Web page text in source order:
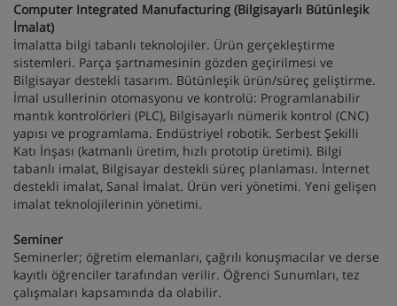
Computer Integrated Manufacturing (Bilgisayarlı Bütünleşik
İmalat)
İmalatta bilgi tabanlı teknolojiler. Ürün gerçekleştirme
sistemleri. Parça şartnamesinin gözden geçirilmesi ve
Bilgisayar destekli tasarım. Bütünleşik ürün/süreç geliştirme.
İmal usullerinin otomasyonu ve kontrolü: Programlanabilir
mantık kontrolörleri (PLC), Bilgisayarlı nümerik kontrol (CNC)
yapısı ve programlama. Endüstriyel robotik. Serbest Şekilli
Katı İnşası (katmanlı üretim, hızlı prototip üretimi). Bilgi
tabanlı imalat, Bilgisayar destekli süreç planlaması. İnternet
destekli imalat, Sanal İmalat. Ürün veri yönetimi. Yeni gelişen
imalat teknolojilerinin yönetimi.
Seminer
Seminerler; öğretim elemanları, çağrılı konuşmacılar ve derse
kayıtlı öğrenciler tarafından verilir. Öğrenci Sunumları, tez
çalışmaları kapsamında da olabilir.